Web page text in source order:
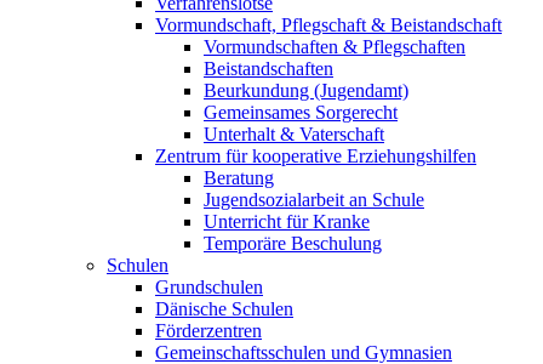
Vormundschaft, Pflegschaft & Beistandschaft
Vormundschaften & Pflegschaften
Beistandschaften
Beurkundung (Jugendamt)
Gemeinsames Sorgerecht
Unterhalt & Vaterschaft
Zentrum für kooperative Erziehungshilfen
Beratung
Jugendsozialarbeit an Schule
Unterricht für Kranke
Temporäre Beschulung
Schulen
Grundschulen
Dänische Schulen
Förderzentren
Gemeinschaftsschulen und Gymnasien